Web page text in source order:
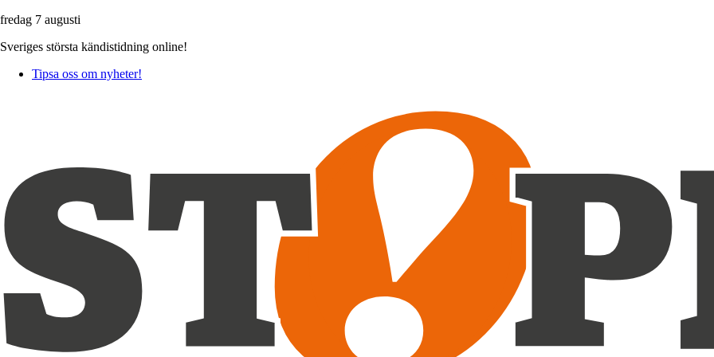
fredag 7 augusti
Sveriges största kändistidning online!
Tipsa oss om nyheter!